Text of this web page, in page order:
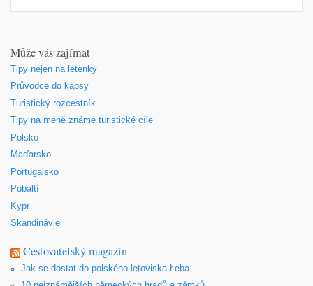
Může vás zajímat
Tipy nejen na letenky
Průvodce do kapsy
Turistický rozcestník
Tipy na méně známé turistické cíle
Polsko
Maďarsko
Portugalsko
Pobaltí
Kypr
Skandinávie
Cestovatelský magazín
Jak se dostat do polského letoviska Łeba